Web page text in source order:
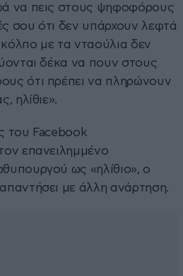
να πεις στους ψηφοφόρους
σου ότι δεν υπάρχουν λεφτά
με τα νταούλια δεν
δέκα να πουν στους
ότι πρέπει να πληρώνουν
ηλίθιε».
του Facebook
επανειλημμένο
ως «ηλίθιο», ο
με άλλη ανάρτηση.